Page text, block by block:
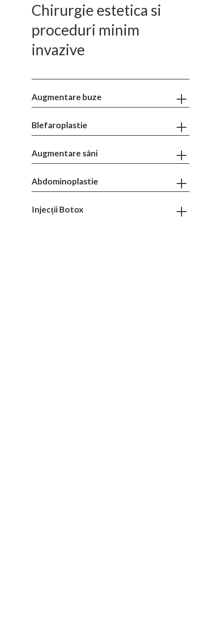
Chirurgie estetica si
proceduri minim
invazive
Augmentare buze
Blefaroplastie
Augmentare sâni
Abdominoplastie
Injecții Botox